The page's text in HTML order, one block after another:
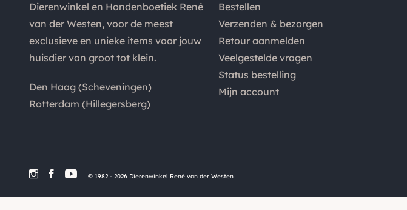
Dierenwinkel en Hondenboetiek René
van der Westen, voor de meest
exclusieve en unieke items voor jouw
huisdier van groot tot klein.
Den Haag (Scheveningen)
Rotterdam (Hillegersberg)
Bestellen
Verzenden & bezorgen
Retour aanmelden
Veelgestelde vragen
Status bestelling
Mijn account
© 1982 - 2026 Dierenwinkel René van der Westen